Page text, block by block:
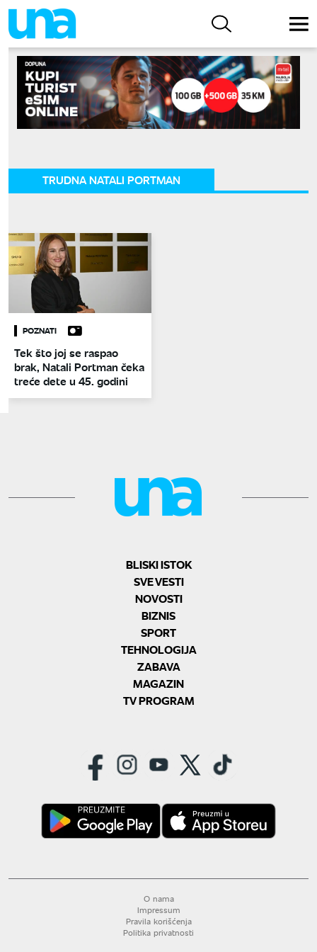
TRUDNA NATALI PORTMAN
POZNATI
Tek što joj se raspao
brak, Natali Portman čeka
treće dete u 45. godini
BLISKI ISTOK
SVE VESTI
NOVOSTI
BIZNIS
SPORT
TEHNOLOGIJA
ZABAVA
MAGAZIN
TV PROGRAM
O nama
Impressum
Pravila korišćenja
Politika privatnosti